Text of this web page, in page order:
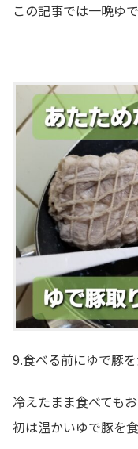
この記事では一晩ゆ
9.食べる前にゆで豚
冷えたまま食べても
初は温かいゆで豚を